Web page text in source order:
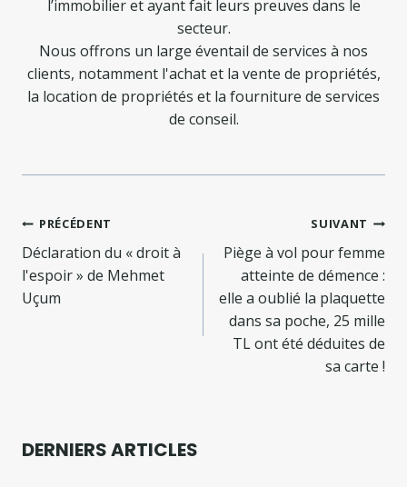
l’immobilier et ayant fait leurs preuves dans le
secteur.
Nous offrons un large éventail de services à nos
clients, notamment l'achat et la vente de propriétés,
la location de propriétés et la fourniture de services
de conseil.
Navigation
de
l’article
PRÉCÉDENT
Déclaration du « droit à
l'espoir » de Mehmet
Uçum
SUIVANT
Piège à vol pour femme
atteinte de démence :
elle a oublié la plaquette
dans sa poche, 25 mille
TL ont été déduites de
sa carte !
DERNIERS ARTICLES